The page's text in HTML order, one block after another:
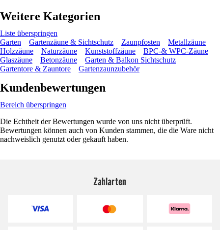
Weitere Kategorien
Liste überspringen
Garten
Gartenzäune & Sichtschutz Zaunpfosten
Metallzäune
Holzzäune
Naturzäune Kunststoffzäune
BPC-& WPC-Zäune
Glaszäune
Betonzäune
Garten & Balkon Sichtschutz
Gartentore & Zauntore
Gartenzaunzubehör
Kundenbewertungen
Bereich überspringen
Die Echtheit der Bewertungen wurde von uns nicht überprüft.
Bewertungen können auch von Kunden stammen, die die Ware nicht
nachweislich genutzt oder gekauft haben.
Zahlarten